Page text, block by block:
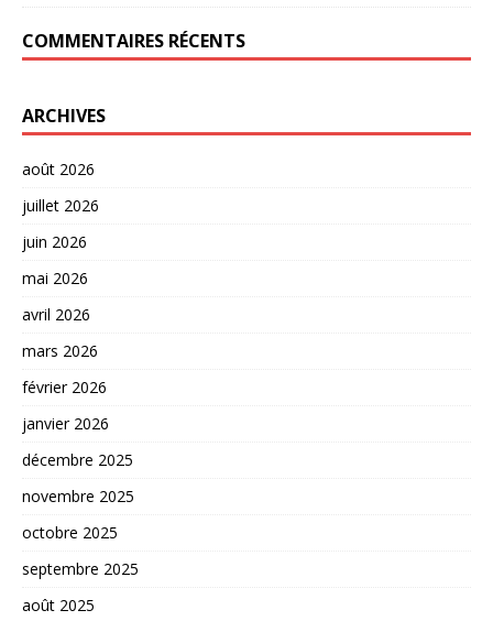
COMMENTAIRES RÉCENTS
ARCHIVES
août 2026
juillet 2026
juin 2026
mai 2026
avril 2026
mars 2026
février 2026
janvier 2026
décembre 2025
novembre 2025
octobre 2025
septembre 2025
août 2025